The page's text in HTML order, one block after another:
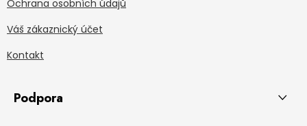
Ochrana osobních údajů
Váš zákaznický účet
Kontakt
Podpora